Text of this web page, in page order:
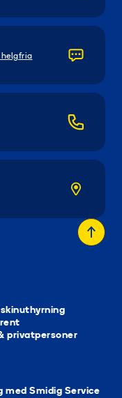
helgfria
privatpersoner
med Smidig Service